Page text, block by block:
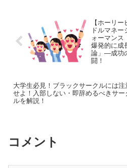
【ホーリ
ドルマネ
ォーマンス
爆発的に成
論」—成功
闘！
大学生必見！ブラックサークルには注
せよ！入部しない・即辞めるべきサー
ルを解説！
コメント